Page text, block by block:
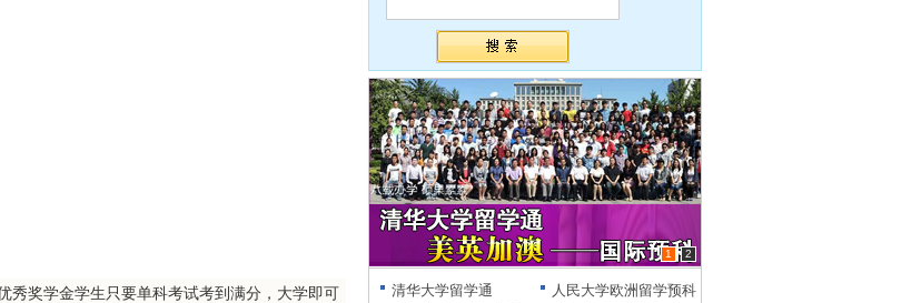
奖学金学生只要单科考试考到满分，大学即可
1 2
清华大学留学通
人民大学欧洲留学预科